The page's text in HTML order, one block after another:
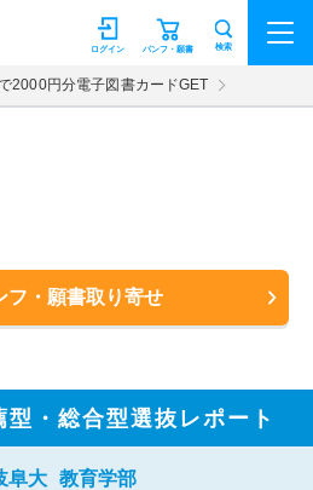
パンフ・願書
ログイン 検索
2000円分電子図書カードGET
フ・願書取り寄せ
型・総合型選抜レポート
阜大 教育学部